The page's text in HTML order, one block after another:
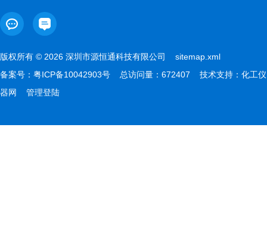
版权所有 © 2026 深圳市源恒通科技有限公司 sitemap.xml
备案号： 粤ICP备10042903号 总访问量：672407 技术支持： 化工仪
器网
管理登陆